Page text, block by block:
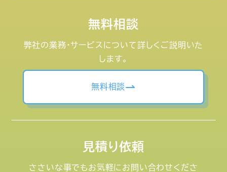
無料相談
弊社の業務・サービスについて詳しくご説明いた
します。
無料相談
見積り依頼
ささいな事でもお気軽にお問い合わせくださ